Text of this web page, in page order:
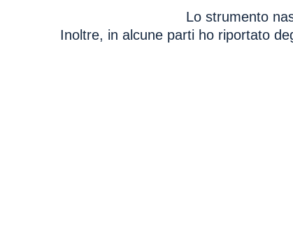
Lo strumento
Inoltre, in alcune parti ho riportato